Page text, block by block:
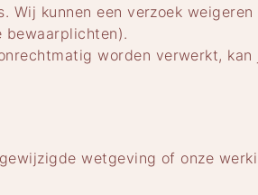
kunnen een verzoek
worden verwerkt,
wetgeving of onze